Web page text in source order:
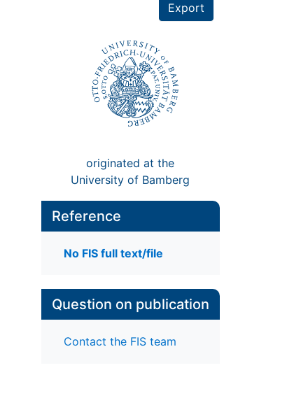
Export
originated at the
University of Bamberg
Reference
No FIS full text/file
Question on publication
Contact the FIS team